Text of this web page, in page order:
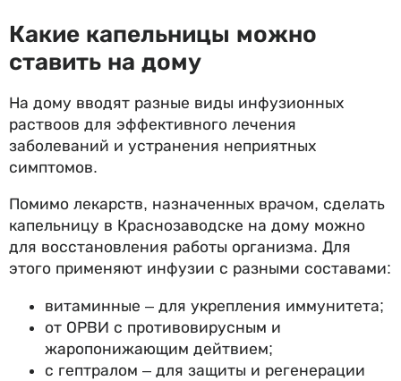
Какие капельницы можно
ставить на дому
На дому вводят разные виды инфузионных
раствоов для эффективного лечения
заболеваний и устранения неприятных
симптомов.
Помимо лекарств, назначенных врачом, сделать
капельницу в Краснозаводске на дому можно
для восстановления работы организма. Для
этого применяют инфузии с разными составами:
витаминные – для укрепления иммунитета;
от ОРВИ с противовирусным и
жаропонижающим дейтвием;
с гептралом – для защиты и регенерации